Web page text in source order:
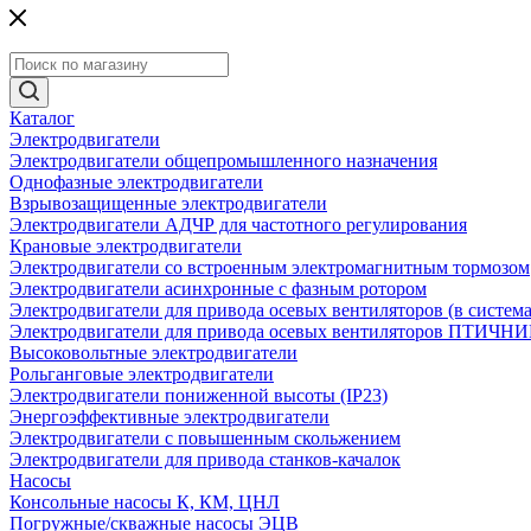
Каталог
Электродвигатели
Электродвигатели общепромышленного назначения
Однофазные электродвигатели
Взрывозащищенные электродвигатели
Электродвигатели АДЧР для частотного регулирования
Крановые электродвигатели
Электродвигатели со встроенным электромагнитным тормозом
Электродвигатели асинхронные с фазным ротором
Электродвигатели для привода осевых вентиляторов (в
Электродвигатели для привода осевых вентиляторов
Высоковольтные электродвигатели
Рольганговые электродвигатели
Электродвигатели пониженной высоты (IP23)
Энергоэффективные электродвигатели
Электродвигатели с повышенным скольжением
Электродвигатели для привода станков-качалок
Насосы
Консольные насосы К, КМ, ЦНЛ
Погружные/скважные насосы ЭЦВ